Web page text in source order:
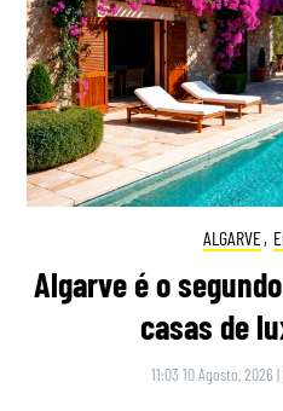
ALGARVE,
Algarve é o
casas de
11:03 10 Agosto, 2026 |